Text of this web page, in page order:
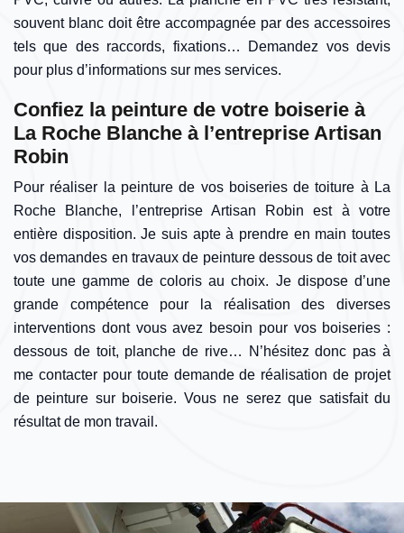
souvent blanc doit être accompagnée par des accessoires
tels que des raccords, fixations… Demandez vos devis
pour plus d’informations sur mes services.
Confiez la peinture de votre boiserie à
La Roche Blanche à l’entreprise Artisan
Robin
Pour réaliser la peinture de vos boiseries de toiture à La
Roche Blanche, l’entreprise Artisan Robin est à votre
entière disposition. Je suis apte à prendre en main toutes
vos demandes en travaux de peinture dessous de toit avec
toute une gamme de coloris au choix. Je dispose d’une
grande compétence pour la réalisation des diverses
interventions dont vous avez besoin pour vos boiseries :
dessous de toit, planche de rive… N’hésitez donc pas à
me contacter pour toute demande de réalisation de projet
de peinture sur boiserie. Vous ne serez que satisfait du
résultat de mon travail.